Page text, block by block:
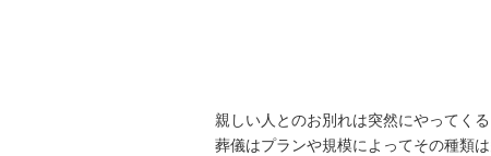
親しい人とのお別れは突然にやってくる
葬儀はプランや規模によってその種類